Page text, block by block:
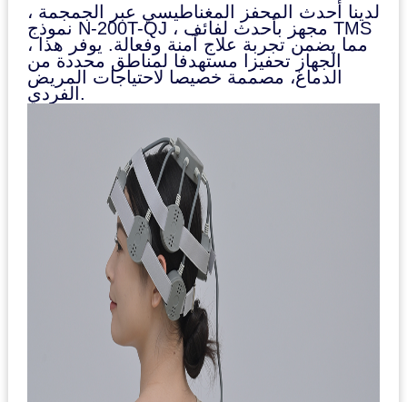
لدينا أحدث المحفز المغناطيسي عبر الجمجمة ،
نموذج N-200T-QJ ، مجهز بأحدث لفائف TMS
، مما يضمن تجربة علاج آمنة وفعالة. يوفر هذا
الجهاز تحفيزا مستهدفا لمناطق محددة من
الدماغ، مصممة خصيصا لاحتياجات المريض
الفردي.